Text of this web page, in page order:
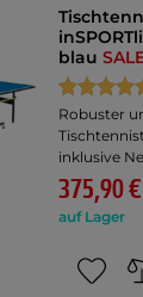
blau
Robuster
inklusive
375,90 €
auf Lager